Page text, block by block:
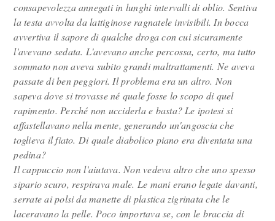
consapevolezza annegati in lunghi intervalli di oblio. Sentiva
la testa avvolta da lattiginose ragnatele invisibili. In bocca
avvertiva il sapore di qualche droga con cui sicuramente
l'avevano sedata. L'avevano anche percossa, certo, ma tutto
sommato non aveva subito grandi maltrattamenti. Ne aveva
passate di ben peggiori. Il problema era un altro. Non
sapeva dove si trovasse né quale fosse lo scopo di quel
rapimento. Perché non ucciderla e basta? Le ipotesi si
affastellavano nella mente, generando un'angoscia che
toglieva il fiato. Di quale diabolico piano era diventata una
pedina?
Il cappuccio non l'aiutava. Non vedeva altro che uno spesso
sipario scuro, respirava male. Le mani erano legate davanti,
serrate ai polsi da manette di plastica zigrinata che le
laceravano la pelle. Poco importava se, con le braccia di